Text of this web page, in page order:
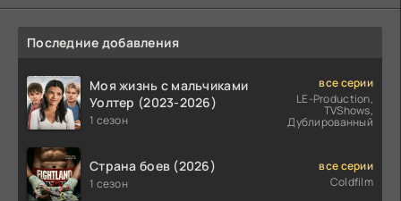
Последние добавления
Моя жизнь с мальчиками
Уолтер (2023-2026)
1 сезон
все серии
LE-Production,
TVShows,
Дублированный
Страна боев (2026)
1 сезон
все серии
Coldfilm